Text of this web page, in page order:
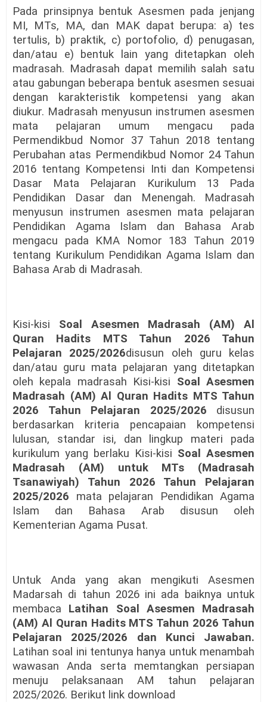
Pada prinsipnya bentuk Asesmen pada jenjang
MI, MTs, MA, dan MAK dapat berupa: a) tes
tertulis, b) praktik, c) portofolio, d) penugasan,
dan/atau e) bentuk lain yang ditetapkan oleh
madrasah. Madrasah dapat memilih salah satu
atau gabungan beberapa bentuk asesmen sesuai
dengan karakteristik kompetensi yang akan
diukur. Madrasah menyusun instrumen asesmen
mata pelajaran umum mengacu pada
Permendikbud Nomor 37 Tahun 2018 tentang
Perubahan atas Permendikbud Nomor 24 Tahun
2016 tentang Kompetensi Inti dan Kompetensi
Dasar Mata Pelajaran Kurikulum 13 Pada
Pendidikan Dasar dan Menengah. Madrasah
menyusun instrumen asesmen mata pelajaran
Pendidikan Agama Islam dan Bahasa Arab
mengacu pada KMA Nomor 183 Tahun 2019
tentang Kurikulum Pendidikan Agama Islam dan
Bahasa Arab di Madrasah.
Kisi-kisi Soal Asesmen Madrasah (AM) Al
Quran Hadits MTS Tahun 2026 Tahun
Pelajaran 2025/2026disusun oleh guru kelas
dan/atau guru mata pelajaran yang ditetapkan
oleh kepala madrasah Kisi-kisi Soal Asesmen
Madrasah (AM) Al Quran Hadits MTS Tahun
2026 Tahun Pelajaran 2025/2026 disusun
berdasarkan kriteria pencapaian kompetensi
lulusan, standar isi, dan lingkup materi pada
kurikulum yang berlaku Kisi-kisi Soal Asesmen
Madrasah (AM) untuk MTs (Madrasah
Tsanawiyah) Tahun 2026 Tahun Pelajaran
2025/2026 mata pelajaran Pendidikan Agama
Islam dan Bahasa Arab disusun oleh
Kementerian Agama Pusat.
Untuk Anda yang akan mengikuti Asesmen
Madarsah di tahun 2026 ini ada baiknya untuk
membaca Latihan Soal Asesmen Madrasah
(AM) Al Quran Hadits MTS Tahun 2026 Tahun
Pelajaran 2025/2026 dan Kunci Jawaban.
Latihan soal ini tentunya hanya untuk menambah
wawasan Anda serta memtangkan persiapan
menuju pelaksanaan AM tahun pelajaran
2025/2026. Berikut link download